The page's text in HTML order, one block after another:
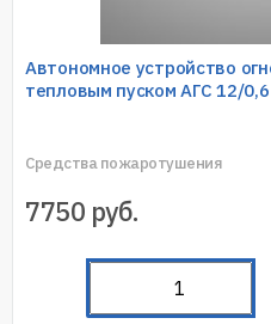
Автономное устройство
тепловым пуском АГС 12/
Средства пожаротушения
7750 руб.